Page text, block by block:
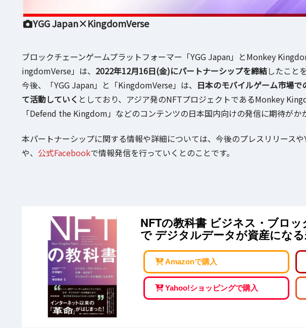
YGG Japan×KingdomVerse
ブロックチェーンゲームプラットフォーマー「YGG Japan」とMonkey
ingdomVerse」は、 2022年12月16日(金)にパートナーシップを締結したこと
今後、「YGG Japan」と「KingdomVerse」は、 日本のモバイルゲーム市場
て活動していく としており、アジア発のNFTプロジェクトであるMonkey
「Defend the Kingdom」などのコンテンツの日本国内向けの発信に期待がか
本パートナーシップに関する情報や詳細については、今後のプレスリリース
や、 公式Facebookで情報発信を行っていくとのことです。
NFTの教科書 ビジネス・ブロ
で デジタルデータが資産にな
Amazonで購入
Yahoo!ショッピングで購入